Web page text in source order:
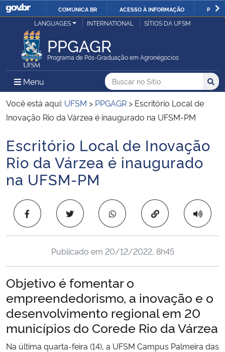
IR
COMUNICA BR ACESSO À INFORMAÇÃO
Ministério da Justiça e Segurança Pública
Ministério da Defesa
Ministério das Relações Exteriores
Ministério da Infraestrutura
Ministério da Agricultura, Pecuária e Abastecimento
Ministério da Educação
Ministério de Minas e Energia
Ministério da Ciência, Tecnologia, Inovações e Comunicações
LANGUAGES INTERNATIONAL SÍTIOS DA UFSM
PPGAGR
Programa de Pós-Graduação em Agronégocios
Menu Menu Principal do Sítio
Busca
Buscar no no Sítio
Busca:
Você está aqui: UFSM > PPGAGR > Escritório Local de
Inovação Rio da Várzea é inaugurado na UFSM-PM
Início do conteúdo
Escritório Local de Inovação
Rio da Várzea é inaugurado
na UFSM-PM
Copiar para área
Publicado em 20/12/2022, 8h45
Objetivo é fomentar o
empreendedorismo, a inovação e o
desenvolvimento regional em 20
municípios do Corede Rio da Várzea
Na última quarta-feira (14), a UFSM Campus Palmeira das